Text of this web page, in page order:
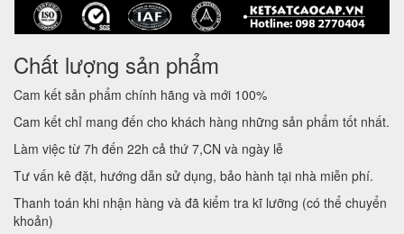
Chất lượng sản phẩm
Cam kết sản phẩm chính hãng và mới 100%
Cam kết chỉ mang đến cho khách hàng những sản phẩm tốt nhất.
Làm việc từ 7h đến 22h cả thứ 7,CN và ngày lễ
Tư vấn kê đặt, hướng dẫn sử dụng, bảo hành tại nhà miễn phí.
Thanh toán khi nhận hàng và đã kiểm tra kĩ lưỡng (có thể chuyển
khoản)